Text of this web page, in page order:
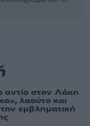
αντίο στον Λάκη
λαούτο και
εμβληματική